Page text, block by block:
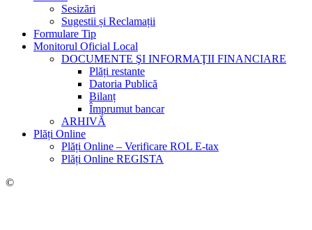
Sesizări
Sugestii și Reclamații
Formulare Tip
Monitorul Oficial Local
DOCUMENTE ŞI INFORMAŢII FINANCIARE
Plăți restante
Datoria Publică
Bilanț
Împrumut bancar
ARHIVĂ
Plăți Online
Plăți Online – Verificare ROL E-tax
Plăți Online REGISTA
©